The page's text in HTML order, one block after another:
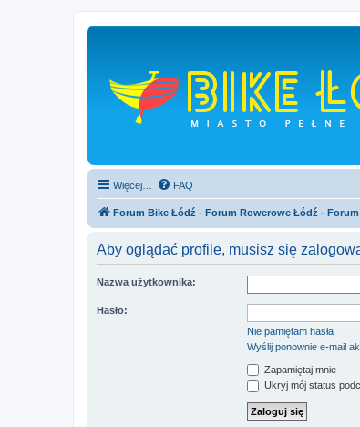
Więcej… FAQ
Forum Bike Łódź - Forum Rowerowe Łódź -
Aby oglądać profile, musisz się
Nazwa użytkownika:
Hasło:
Nie pamiętam hasła
Wyślij ponownie e-mail
Zapamiętaj mnie
Ukryj mój status